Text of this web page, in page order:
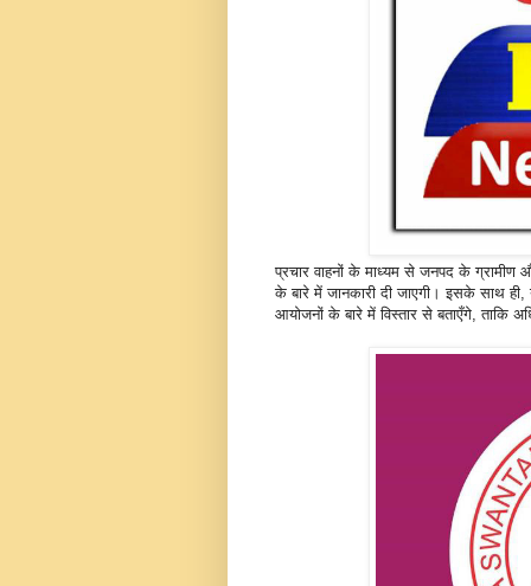
प्रचार वाहनों के माध्यम से जनपद के ग्रामीण
के बारे में जानकारी दी जाएगी। इसके साथ
आयोजनों के बारे में विस्तार से बताएँगे,